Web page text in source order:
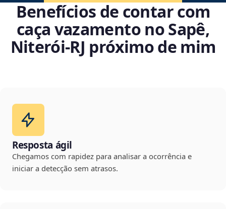
Benefícios de contar com
caça vazamento no Sapê,
Niterói‑RJ próximo de mim
Resposta ágil
Chegamos com rapidez para analisar a ocorrência e
iniciar a detecção sem atrasos.